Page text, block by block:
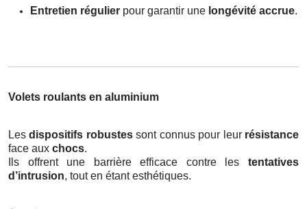
Entretien régulier pour garantir une longévité accrue.
Volets roulants en aluminium
Lesdispositifs robustessont connus pour leur résistance
face aux chocs.
Ils offrent une barrière efficace contre les tentatives
d’intrusion, tout en étant esthétiques.